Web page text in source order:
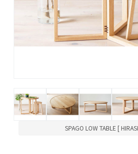
SPAGO LOW TABLE [